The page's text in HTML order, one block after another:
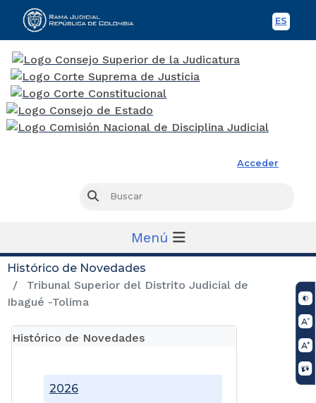
ES
Acceder
Buscar
Menú
Histórico de Novedades
Tribunal Superior del Distrito Judicial de
Ibagué -Tolima
Histórico de Novedades
2026